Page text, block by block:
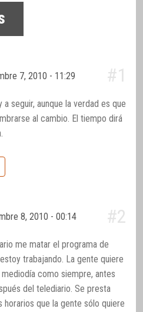
7, 2010 - 11:29 #1
a seguir, aunque la verdad es que
al cambio. El tiempo dirá
8, 2010 - 00:14 #2
me matar el programa de
trabajando. La gente quiere
como siempre, antes
del telediario. Se presta
horarios que la gente sólo quiere